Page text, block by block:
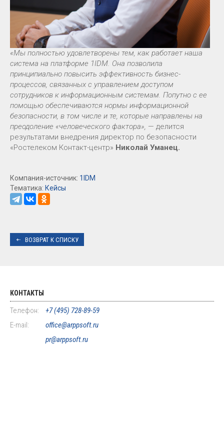
«Мы полностью удовлетворены тем, как работает наша
система на платформе 1IDM. Она позволила
принципиально повысить эффективность бизнес-
процессов, связанных с управлением доступом
сотрудников к информационным системам. Попутно с ее
помощью обеспечиваются нормы информационной
безопасности, в том числе и те, которые направлены на
преодоление «человеческого фактора», — делится
результатами внедрения директор по безопасности
«Ростелеком Контакт-центр» Николай Уманец.
Компания-источник: 1IDM
Тематика: Кейсы
ВОЗВРАТ К СПИСКУ
КОНТАКТЫ
Телефон:
+7 (495) 728-89-59
E-mail:
office@arppsoft.ru
pr@arppsoft.ru